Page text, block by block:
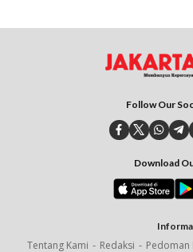
Follow Our
Download
Tentang Kami Redaksi Pedoman